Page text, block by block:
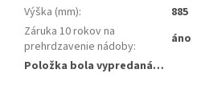
Výška (mm):
885
Záruka 10 rokov na
prehrdzavenie nádoby:
áno
Položka bola vypredaná…